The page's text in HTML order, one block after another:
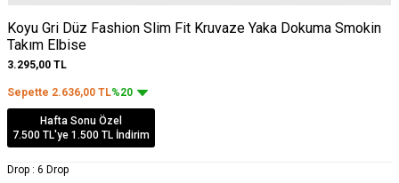
Koyu Gri Düz Fashion Slim Fit Kruvaze Yaka Dokuma Smokin
Takım Elbise
3.295,00 TL
Sepette 2.636,00 TL%20
Hafta Sonu Özel
7.500 TL'ye 1.500 TL İndirim
Drop : 6 Drop